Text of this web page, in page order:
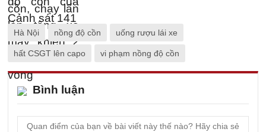
Hà Nội nồng độ cồn uống rượu lái xe
hất CSGT lên capo vi phạm nồng độ cồn
Bình luận